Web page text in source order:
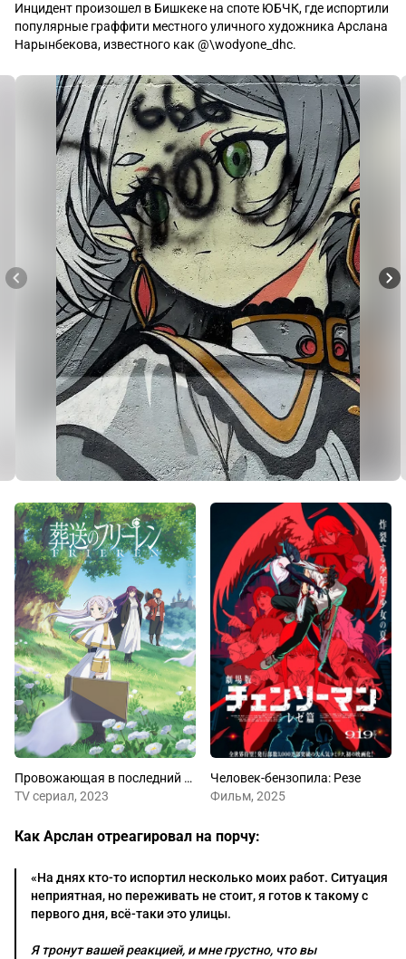
Инцидент произошел в Бишкеке на споте ЮБЧК, где испортили
популярные граффити местного уличного художника Арслана
Нарынбекова, известного как @\wodyone_dhc.
Провожающая в последний путь Фрирен
ТV сериал, 2023
Человек-бензопила: Резе
Фильм, 2025
Как Арслан отреагировал на порчу:
«На днях кто-то испортил несколько моих работ. Ситуация
неприятная, но переживать не стоит, я готов к такому с
первого дня, всё-таки это улицы.
Я тронут вашей реакцией, и мне грустно, что вы